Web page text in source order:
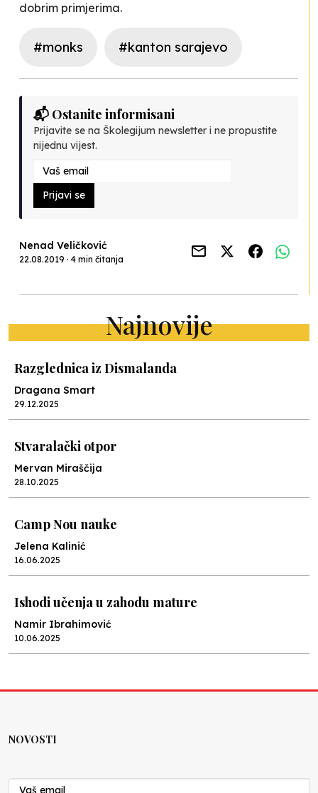
dobrim primjerima.
#monks #kanton sarajevo
📬 Ostanite informisani
Prijavite se na Školegijum newsletter i ne propustite
nijednu vijest.
Prijavi se
Nenad Veličković
22.08.2019 · 4 min čitanja
Najnovije
Razglednica iz Dismalanda
Dragana Smart
29.12.2025
Stvaralački otpor
Mervan Miraščija
28.10.2025
Camp Nou nauke
Jelena Kalinić
16.06.2025
Ishodi učenja u zahodu mature
Namir Ibrahimović
10.06.2025
Nenad Veličković
NOVOSTI